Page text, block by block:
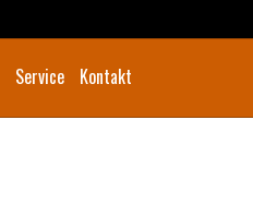
Service Kontakt